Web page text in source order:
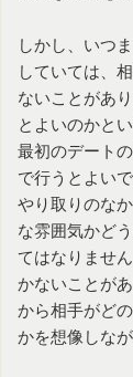
しかし、いつ
していては、
ないことがあ
とよいのかと
最初のデート
で行うとよい
やり取りのな
な雰囲気かど
てはなりませ
かないことが
から相手がど
かを想像しな